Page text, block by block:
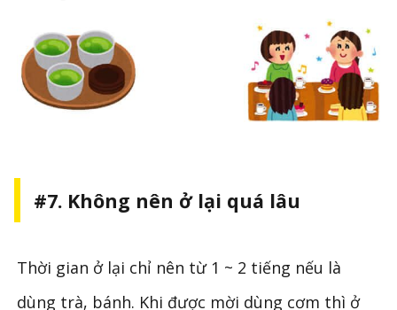
#7. Không nên ở lại quá lâu
Thời gian ở lại chỉ nên từ 1 ~ 2 tiếng nếu là
dùng trà, bánh. Khi được mời dùng cơm thì ở